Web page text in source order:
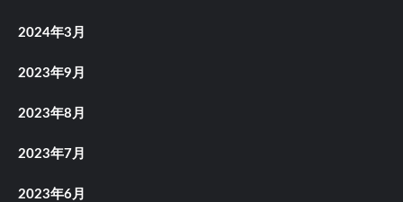
2024年3月
2023年9月
2023年8月
2023年7月
2023年6月